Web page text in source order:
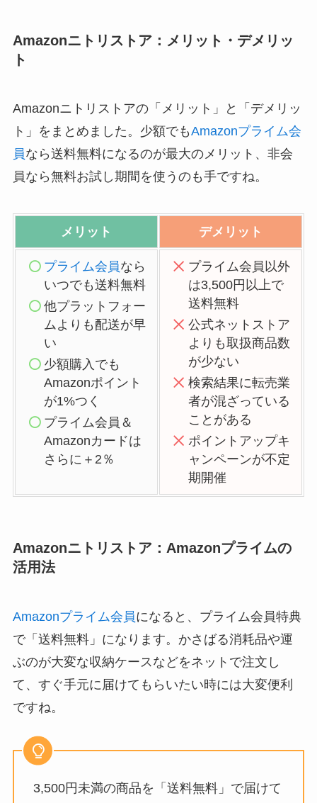
Amazonニトリストア：メリット・デメリッ
ト
Amazonニトリストアの「メリット」と「デメリッ
ト」をまとめました。少額でもAmazonプライム会
員なら送料無料になるのが最大のメリット、非会
員なら無料お試し期間を使うのも手ですね。
メリット デメリット
プライム会員なら
いつでも送料無料
他プラットフォー
ムよりも配送が早
い
少額購入でも
Amazonポイント
が1%つく
プライム会員＆
Amazonカードは
さらに＋2％
プライム会員以外
は3,500円以上で
送料無料
公式ネットストア
よりも取扱商品数
が少ない
検索結果に転売業
者が混ざっている
ことがある
ポイントアップキ
ャンペーンが不定
期開催
Amazonニトリストア：Amazonプライムの
活用法
Amazonプライム会員になると、プライム会員特典
で「送料無料」になります。かさばる消耗品や運
ぶのが大変な収納ケースなどをネットで注文し
て、すぐ手元に届けてもらいたい時には大変便利
ですね。
3,500円未満の商品を「送料無料」で届けて